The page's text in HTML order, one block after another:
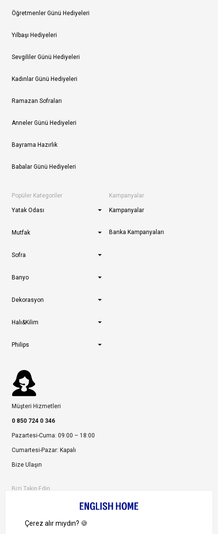
Öğretmenler Günü Hediyeleri
Yılbaşı Hediyeleri
Sevgililer Günü Hediyeleri
Kadınlar Günü Hediyeleri
Ramazan Sofraları
Anneler Günü Hediyeleri
Bayrama Hazırlık
Babalar Günü Hediyeleri
Popüler Kategoriler
Yatak Odası
Mutfak
Sofra
Banyo
Dekorasyon
Halı&Kilim
Philips
Kampanyalar
Kampanyalar
Banka Kampanyaları
Müşteri Hizmetleri
0 850 724 0 346
Pazartesi-Cuma: 09:00 – 18:00
Cumartesi-Pazar: Kapalı
Bize Ulaşın
Bizi Takip Edin